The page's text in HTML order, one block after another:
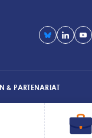
& PARTENARIAT